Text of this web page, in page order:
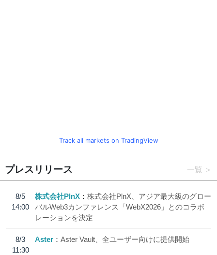
Track all markets on TradingView
プレスリリース 一覧
8/5
14:00
株式会社PlnX
株式会社PlnX、アジア最大級のグロー
バルWeb3カンファレンス「WebX2026」とのコラボ
レーションを決定
8/3
11:30
Aster Aster Vault、全ユーザー向けに提供開始